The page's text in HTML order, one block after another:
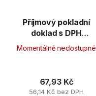
Příjmový pokladní
doklad s DPH
nečíslovaný 50 listů
recy
Momentálně nedostupné
56,14 Kč bez DPH
67,93 Kč